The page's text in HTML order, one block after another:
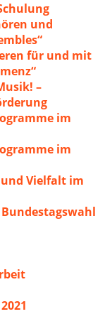
und
für und mit
–
im
im
Vielfalt im
Bundestagswahl